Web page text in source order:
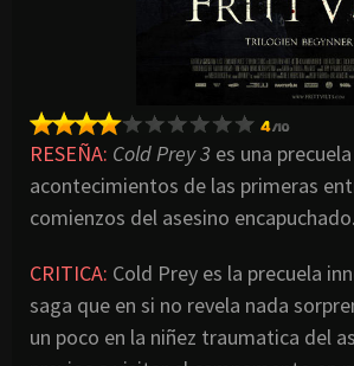
RESEÑA: Cold Prey 3 es una
acontecimientos de las primeras
comienzos del asesino encapuchado.
CRITICA: Cold Prey es la precuela
saga que en si no revela nada
un poco en la niñez traumatica del